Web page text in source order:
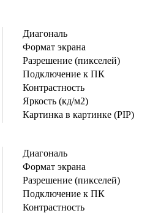
Диагональ
Формат экрана
Разрешение (пикселей)
Подключение к ПК
Контрастность
Яркость (кд/м2)
Картинка в картинке (PIP)
Диагональ
Формат экрана
Разрешение (пикселей)
Подключение к ПК
Контрастность